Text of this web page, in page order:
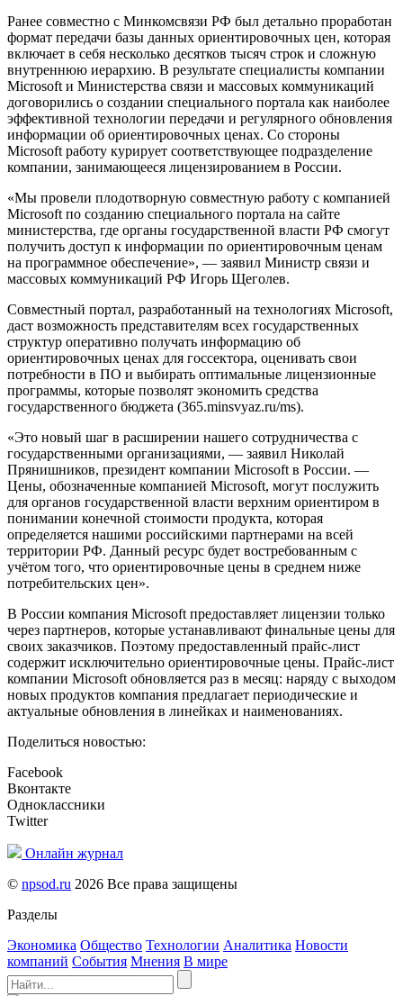
Ранее совместно с Минкомсвязи РФ был детально проработан
формат передачи базы данных ориентировочных цен, которая
включает в себя несколько десятков тысяч строк и сложную
внутреннюю иерархию. В результате специалисты компании
Microsoft и Министерства связи и массовых коммуникаций
договорились о создании специального портала как наиболее
эффективной технологии передачи и регулярного обновления
информации об ориентировочных ценах. Со стороны
Microsoft работу курирует соответствующее подразделение
компании, занимающееся лицензированием в России.
«Мы провели плодотворную совместную работу с компанией
Microsoft по созданию специального портала на сайте
министерства, где органы государственной власти РФ смогут
получить доступ к информации по ориентировочным ценам
на программное обеспечение», — заявил Министр связи и
массовых коммуникаций РФ Игорь Щеголев.
Совместный портал, разработанный на технологиях Microsoft,
даст возможность представителям всех государственных
структур оперативно получать информацию об
ориентировочных ценах для госсектора, оценивать свои
потребности в ПО и выбирать оптимальные лицензионные
программы, которые позволят экономить средства
государственного бюджета (365.minsvyaz.ru/ms).
«Это новый шаг в расширении нашего сотрудничества с
государственными организациями, — заявил Николай
Прянишников, президент компании Microsoft в России. —
Цены, обозначенные компанией Microsoft, могут послужить
для органов государственной власти верхним ориентиром в
понимании конечной стоимости продукта, которая
определяется нашими российскими партнерами на всей
территории РФ. Данный ресурс будет востребованным с
учётом того, что ориентировочные цены в среднем ниже
потребительских цен».
В России компания Microsoft предоставляет лицензии только
через партнеров, которые устанавливают финальные цены для
своих заказчиков. Поэтому предоставленный прайс-лист
содержит исключительно ориентировочные цены. Прайс-лист
компании Microsoft обновляется раз в месяц: наряду с выходом
новых продуктов компания предлагает периодические и
актуальные обновления в линейках и наименованиях.
Поделиться новостью:
Facebook
Вконтакте
Одноклассники
Twitter
Онлайн журнал
© npsod.ru 2026 Все права защищены
Разделы
Экономика Общество Технологии Аналитика Новости
компаний События Мнения В мире